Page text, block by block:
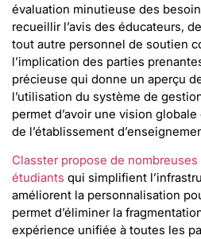
évaluation minutieuse des
recueillir l’avis des éducateurs,
tout autre personnel de soutien
l’implication des parties
précieuse qui donne un aperçu
l’utilisation du système de
permet d’avoir une vision
de l’établissement
Classter propose de
étudiants qui simplifient
améliorent la personnalisation
permet d’éliminer la
expérience unifiée à toutes les